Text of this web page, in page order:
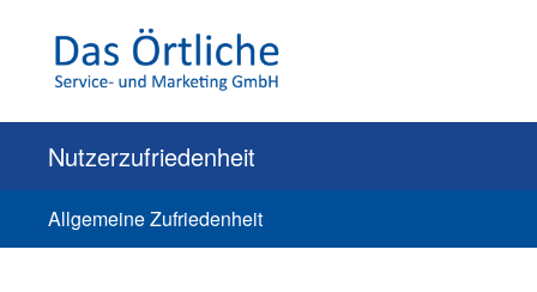
Nutzerzufriedenheit
Allgemeine Zufriedenheit